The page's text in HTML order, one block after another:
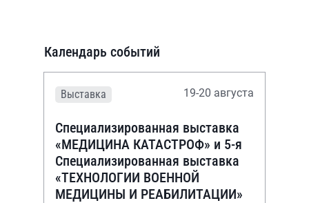
Календарь событий
Выставка 19-20 августа
Специализированная выставка
«МЕДИЦИНА КАТАСТРОФ» и 5-я
Специализированная выставка
«ТЕХНОЛОГИИ ВОЕННОЙ
МЕДИЦИНЫ И РЕАБИЛИТАЦИИ»